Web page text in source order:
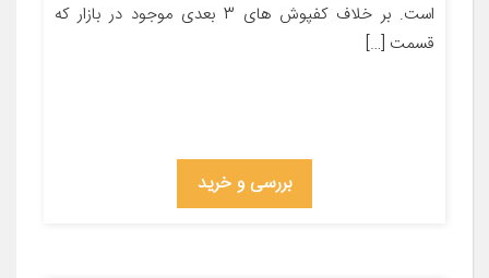
است. بر خلاف کفپوش های 3 بعدی موجود در بازار که
قسمت […]
بررسی و خرید